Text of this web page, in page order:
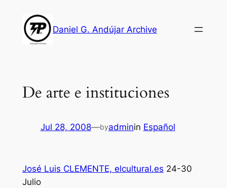
content
Daniel G. Andújar Archive
De arte e instituciones
Jul 28, 2008—byadminin Español
José Luis CLEMENTE, elcultural.es 24-30
Julio